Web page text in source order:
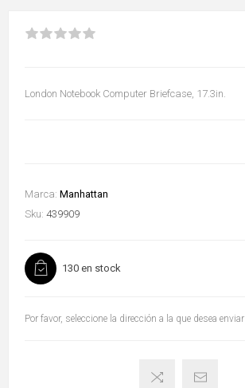
London Notebook Computer Briefcase, 17.3in.
Marca: Manhattan
Sku: 439909
130 en stock
Por favor, seleccione la dirección a la que desea enviar